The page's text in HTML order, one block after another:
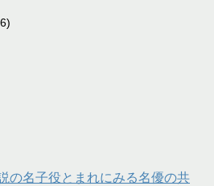
名子役とまれにみる名優の共